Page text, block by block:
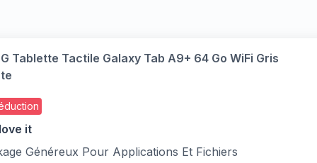
Tablette Tactile Galaxy Tab A9+ 64 Go WiFi Gris
it
Généreux Pour Applications Et Fichiers